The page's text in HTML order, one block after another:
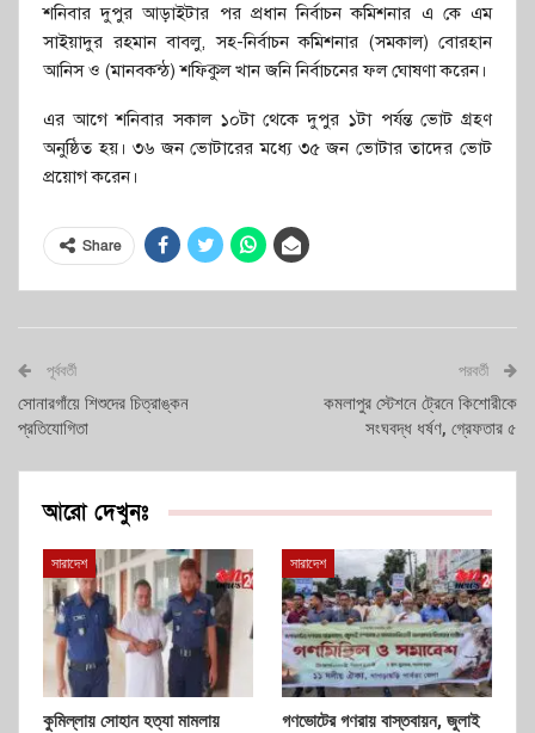
শনিবার দুপুর আড়াইটার পর প্রধান নির্বাচন কমিশনার এ কে এম
সাইয়াদুর রহমান বাবলু, সহ-নির্বাচন কমিশনার (সমকাল) বোরহান
আনিস ও (মানবকন্ঠ) শফিকুল খান জনি নির্বাচনের ফল ঘোষণা করেন।
এর আগে শনিবার সকাল ১০টা থেকে দুপুর ১টা পর্যন্ত ভোট গ্রহণ
অনুষ্ঠিত হয়। ৩৬ জন ভোটারের মধ্যে ৩৫ জন ভোটার তাদের ভোট
প্রয়োগ করেন।
Share
পূর্ববর্তী
সোনারগাঁয়ে শিশুদের চিত্রাঙ্কন
প্রতিযোগিতা
পরবর্তী
কমলাপুর স্টেশনে ট্রেনে কিশোরীকে
সংঘবদ্ধ ধর্ষণ, গ্রেফতার ৫
আরো দেখুনঃ
সারাদেশ
কুমিল্লায় সোহান হত্যা মামলায়
সারাদেশ
গণভোটের গণরায় বাস্তবায়ন, জুলাই